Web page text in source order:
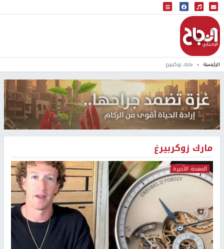
البث المباشر
إذاعة النجاح
الرئيسية مارك زوكربيرغ
مارك زوكربيرغ
الصفحة الأخيرة